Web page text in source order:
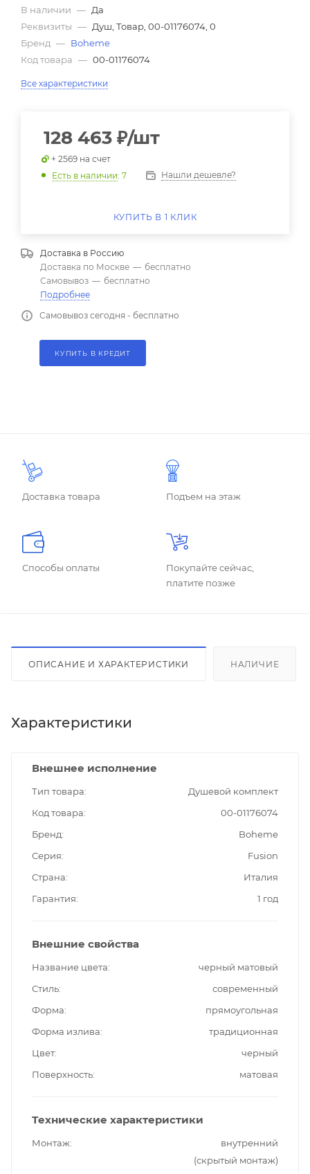
В наличии — Да
Реквизиты — Душ, Товар, 00-01176074, 0
Бренд — Boheme
Код товара — 00-01176074
Все характеристики
128 463 ₽/шт
+ 2569 на счет
Есть в наличии: 7 Нашли дешевле?
КУПИТЬ В 1 КЛИК
Доставка в Россию
Доставка по Москве — бесплатно
Самовывоз — бесплатно
Подробнее
Самовывоз сегодня - бесплатно
КУПИТЬ В КРЕДИТ
Доставка товара Подъем на этаж
Способы оплаты
Покупайте сейчас,
платите позже
ОПИСАНИЕ И ХАРАКТЕРИСТИКИ НАЛИЧИЕ
Характеристики
Внешнее исполнение
Тип товара
Душевой комплект
Код товара
00-01176074
Бренд
Boheme
Серия
Fusion
Страна
Италия
Гарантия
1 год
Внешние свойства
Название цвета
черный матовый
Стиль
современный
Форма
прямоугольная
Форма излива
традиционная
Цвет
черный
Поверхность
матовая
Технические характеристики
Монтаж
внутренний
(скрытый монтаж)